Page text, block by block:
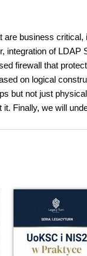
business
integration of LDAP
firewall that
on logical
but not just
Finally, we will